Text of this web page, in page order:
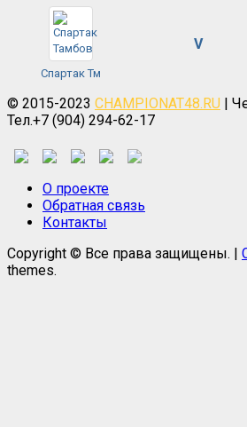
Спартак Тм
V
© 2015-2023 CHAMPIONAT48.RU |
Тел.+7 (904) 294-62-17
О проекте
Обратная связь
Контакты
Copyright © Все права защищены.
themes.